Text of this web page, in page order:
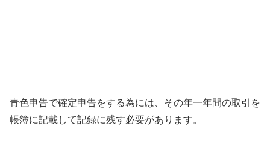
青色申告で確定申告をする為には、その年一年間の取引を
帳簿に記載して記録に残す必要があります。